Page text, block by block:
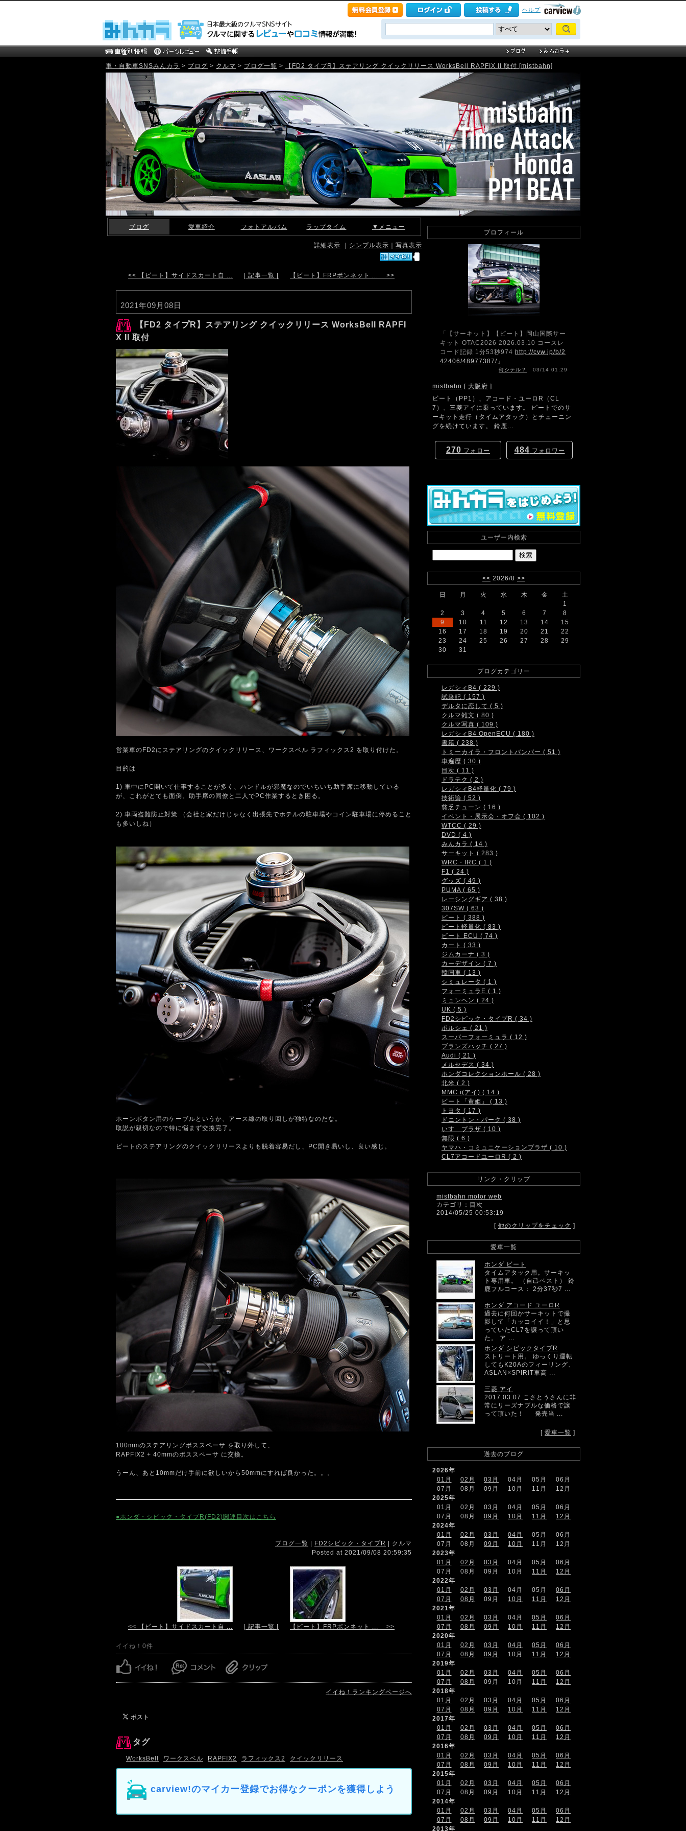
ヘルプ
車・自動車SNSみんカラ > ブログ > クルマ > ブログ一覧 > 【FD2 タイプR】ステアリング クイックリリース WorksBell RAPFIX II 取付 [mistbahn]
mistbahn MOTOR WEB Blog
ブログ 愛車紹介 フォトアルバム ラップタイム ▼メニュー
詳細表示 シンプル表示 写真表示
<< 【ビート】サイドスカート自 ... | 記事一覧 | 【ビート】FRPボンネット ... >>
2021年09月08日
【FD2 タイプR】ステアリング クイックリリース WorksBell RAPFI
X II 取付
営業車のFD2にステアリングのクイックリリース、ワークスベル ラフィックス2 を取り付けた。
目的は
1) 車中にPC開いて仕事することが多く、ハンドルが邪魔なのでいちいち助手席に移動している
が、これがとても面倒。助手席の同僚と二人でPC作業するとき困る。
2) 車両盗難防止対策 （会社と家だけじゃなく出張先でホテルの駐車場やコイン駐車場に停めること
も多いしね）
ホーンボタン用のケーブルというか、アース線の取り回しが独特なのだな。
取説が親切なので特に悩まず交換完了。
ビートのステアリングのクイックリリースよりも脱着容易だし、PC開き易いし、良い感じ。
100mmのステアリングボススペーサ を取り外して、
RAPFIX2 + 40mmのボススペーサ に交換。
うーん、あと10mmだけ手前に欲しいから50mmにすれば良かった。。。
●ホンダ・シビック・タイプR(FD2)関連目次はこちら
ブログ一覧 | FD2シビック・タイプR | クルマ
Posted at 2021/09/08 20:59:35
<< 【ビート】サイドスカート自 ... | 記事一覧 | 【ビート】FRPボンネット ... >>
イイね！0件
イイね！ランキングページへ
タグ
WorksBell ワークスベル RAPFIX2 ラフィックス2 クイックリリース
carview!のマイカー登録でお得なクーポンを獲得しよう
プロフィール
「【サーキット】【ビート】岡山国際サー
キット OTAC2026 2026.03.10 コースレ
コード記録 1分53秒974 http://cvw.jp/b/2
42406/48977387/ 」
何シテル？ 03/14 01:29
mistbahn [ 大阪府 ]
ビート（PP1）、アコード・ユーロR（CL
7）、三菱アイに乗っています。 ビートでのサ
ーキット走行（タイムアタック）とチューニン
グを続けています。 鈴鹿...
270 フォロー 484 フォロワー
ユーザー内検索
<< 2026/8 >>
日 月 火 水 木 金
土
1
2
3 4 5 6 7
8
9
10 11 12 13 14
15
16
17 18 19 20 21
22
23
24 25 26 27 28
29
30
31
ブログカテゴリー
レガシィB4 ( 229 )
試乗記 ( 157 )
デルタに恋して ( 5 )
クルマ雑文 ( 80 )
クルマ写真 ( 109 )
レガシィB4 OpenECU ( 180 )
書籍 ( 238 )
トミーカイラ・フロントバンパー ( 51 )
車遍歴 ( 30 )
目次 ( 11 )
ドラテク ( 2 )
レガシィB4軽量化 ( 79 )
技術論 ( 52 )
貧乏チューン ( 16 )
イベント・展示会・オフ会 ( 102 )
WTCC ( 29 )
DVD ( 4 )
みんカラ ( 14 )
サーキット ( 283 )
WRC・IRC ( 1 )
F1 ( 24 )
グッズ ( 49 )
PUMA ( 65 )
レーシングギア ( 38 )
307SW ( 63 )
ビート ( 388 )
ビート軽量化 ( 83 )
ビート ECU ( 74 )
カート ( 33 )
ジムカーナ ( 3 )
カーデザイン ( 7 )
韓国車 ( 13 )
シミュレータ ( 1 )
フォーミュラE ( 1 )
ミュンヘン ( 24 )
UK ( 5 )
FD2シビック・タイプR ( 34 )
ポルシェ ( 21 )
スーパーフォーミュラ ( 12 )
ブランズハッチ ( 27 )
Audi ( 21 )
メルセデス ( 34 )
ホンダコレクションホール ( 28 )
北米 ( 2 )
MMC i(アイ) ( 14 )
ビート「黄姫」 ( 13 )
トヨタ ( 17 )
ドニントン・パーク ( 38 )
いすゞプラザ ( 10 )
無限 ( 6 )
ヤマハ・コミュニケーションプラザ ( 10 )
CL7アコードユーロR ( 2 )
リンク・クリップ
mistbahn motor web
カテゴリ：目次
2014/05/25 00:53:19
[ 他のクリップをチェック ]
愛車一覧
ホンダ ビート
タイムアタック用。サーキッ
ト専用車。 （自己ベスト） 鈴
鹿フルコース： 2分37秒7 ...
ホンダ アコード ユーロR
過去に何回かサーキットで撮
影して「カッコイイ！」と思
っていたCL7を譲って頂い
た。 ア ...
ホンダ シビックタイプR
ストリート用。 ゆっくり運転
してもK20Aのフィーリング、
ASLAN×SPIRIT車高 ...
三菱 アイ
2017.03.07 こさとうさんに非
常にリーズナブルな価格で譲
って頂いた！ 発売当 ...
[ 愛車一覧 ]
過去のブログ
2026年
01月
02月 03月 04月 05月
06月
07月
08月 09月 10月 11月
12月
2025年
01月
02月 03月 04月 05月
06月
07月
08月 09月 10月 11月
12月
2024年
01月
02月 03月 04月 05月
06月
07月
08月 09月 10月 11月
12月
2023年
01月
02月 03月 04月 05月
06月
07月
08月 09月 10月 11月
12月
2022年
01月
02月 03月 04月 05月
06月
07月
08月 09月 10月 11月
12月
2021年
01月
02月 03月 04月 05月
06月
07月
08月 09月 10月 11月
12月
2020年
01月
02月 03月 04月 05月
06月
07月
08月 09月 10月 11月
12月
2019年
01月
02月 03月 04月 05月
06月
07月
08月 09月 10月 11月
12月
2018年
01月
02月 03月 04月 05月
06月
07月
08月 09月 10月 11月
12月
2017年
01月
02月 03月 04月 05月
06月
07月
08月 09月 10月 11月
12月
2016年
01月
02月 03月 04月 05月
06月
07月
08月 09月 10月 11月
12月
2015年
01月
02月 03月 04月 05月
06月
07月
08月 09月 10月 11月
12月
2014年
01月
02月 03月 04月 05月
06月
07月
08月 09月 10月 11月
12月
2013年